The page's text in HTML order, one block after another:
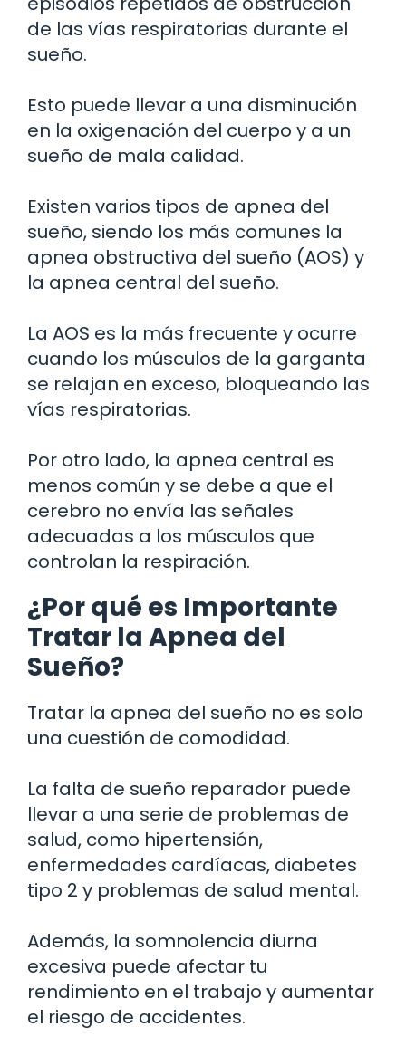
de las vías respiratorias durante el
sueño.
Esto puede llevar a una disminución
en la oxigenación del cuerpo y a un
sueño de mala calidad.
Existen varios tipos de apnea del
sueño, siendo los más comunes la
apnea obstructiva del sueño (AOS) y
la apnea central del sueño.
La AOS es la más frecuente y ocurre
cuando los músculos de la garganta
se relajan en exceso, bloqueando las
vías respiratorias.
Por otro lado, la apnea central es
menos común y se debe a que el
cerebro no envía las señales
adecuadas a los músculos que
controlan la respiración.
¿Por qué es Importante
Tratar la Apnea del
Sueño?
Tratar la apnea del sueño no es solo
una cuestión de comodidad.
La falta de sueño reparador puede
llevar a una serie de problemas de
salud, como hipertensión,
enfermedades cardíacas, diabetes
tipo 2 y problemas de salud mental.
Además, la somnolencia diurna
excesiva puede afectar tu
rendimiento en el trabajo y aumentar
el riesgo de accidentes.